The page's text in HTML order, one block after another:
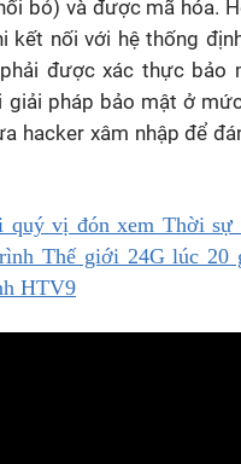
bỏ) và được mã hóa.
kết nối với hệ thống
được xác thực bảo
giải pháp bảo mật ở
hacker xâm nhập để
quý vị đón xem Thời
Thế giới 24G lúc 20
HTV9